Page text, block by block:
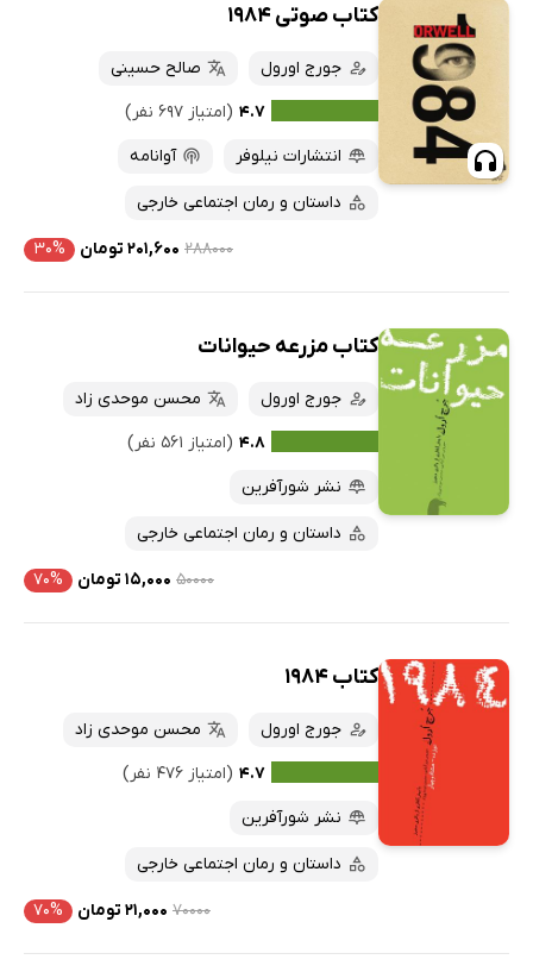
کتاب صوتی 1984
جورج اورول
صالح حسینی
۴.۷ (امتیاز ۶۹۷ نفر)
انتشارات نیلوفر
آوانامه
داستان و رمان اجتماعی خارجی
۲۸۸۰۰۰ ۲۰۱,۶۰۰ تومان ۳۰%
کتاب مزرعه حیوانات
جورج اورول
محسن موحدی زاد
۴.۸ (امتیاز ۵۶۱ نفر)
نشر شورآفرین
داستان و رمان اجتماعی خارجی
۵۰۰۰۰ ۱۵,۰۰۰ تومان ۷۰%
کتاب 1984
جورج اورول
محسن موحدی زاد
۴.۷ (امتیاز ۴۷۶ نفر)
نشر شورآفرین
داستان و رمان اجتماعی خارجی
۷۰۰۰۰ ۲۱,۰۰۰ تومان ۷۰%